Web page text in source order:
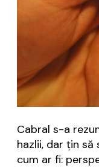
Cabral s-a
hazlii, dar țin
cum ar fi: